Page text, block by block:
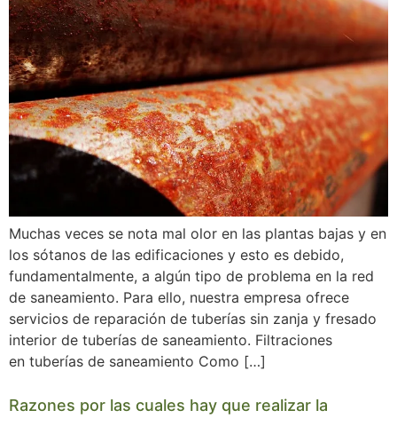
Muchas veces se nota mal olor en las plantas bajas y en
los sótanos de las edificaciones y esto es debido,
fundamentalmente, a algún tipo de problema en la red
de saneamiento. Para ello, nuestra empresa ofrece
servicios de reparación de tuberías sin zanja y fresado
interior de tuberías de saneamiento. Filtraciones
en tuberías de saneamiento Como […]
Razones por las cuales hay que realizar la